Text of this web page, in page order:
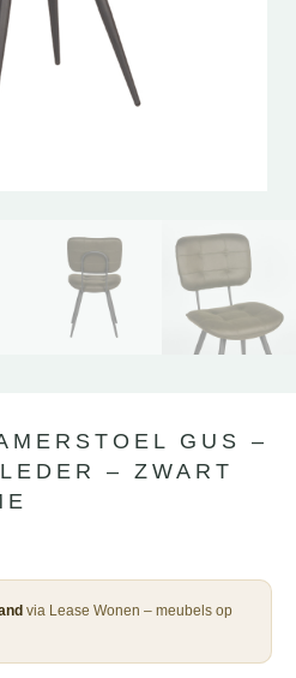
GUS –
– ZWART
via Lease Wonen – meubels op